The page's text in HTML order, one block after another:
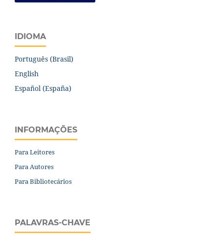
IDIOMA
Português (Brasil)
English
Español (España)
INFORMAÇÕES
Para Leitores
Para Autores
Para Bibliotecários
PALAVRAS-CHAVE